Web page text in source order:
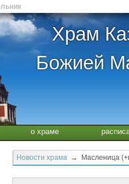
Храм
Божией
о храме
Новости храма → Масленица